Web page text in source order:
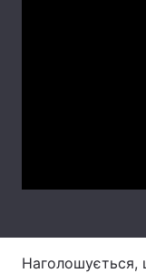
Наголошується,